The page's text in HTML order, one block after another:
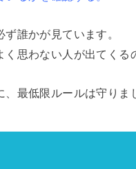
誰かが見ています。
思わない人が出てくる
最低限ルールは守りま